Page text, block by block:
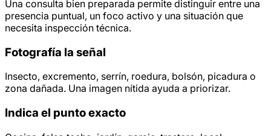
Una consulta bien preparada permite distinguir entre una
presencia puntual, un foco activo y una situación que
necesita inspección técnica.
Fotografía la señal
Insecto, excremento, serrín, roedura, bolsón, picadura o
zona dañada. Una imagen nítida ayuda a priorizar.
Indica el punto exacto